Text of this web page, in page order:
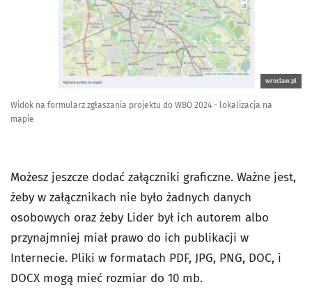
wroclaw.pl
Widok na formularz zgłaszania projektu do WBO 2024 - lokalizacja na
mapie
Możesz jeszcze dodać załączniki graficzne. Ważne jest,
żeby w załącznikach nie było żadnych danych
osobowych oraz żeby Lider był ich autorem albo
przynajmniej miał prawo do ich publikacji w
Internecie. Pliki w formatach PDF, JPG, PNG, DOC, i
DOCX mogą mieć rozmiar do 10 mb.